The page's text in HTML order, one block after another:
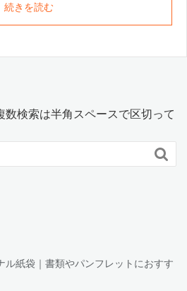
続きを読む
数検索は半角スペースで区切って

ル紙袋｜書類やパンフレットにおすす